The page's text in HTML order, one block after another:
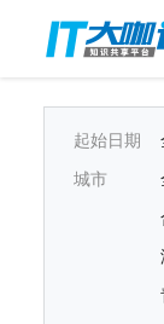
起始日期
城市